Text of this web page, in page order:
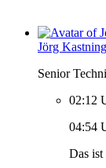
Jörg
Senior
02:12
04:54
Das